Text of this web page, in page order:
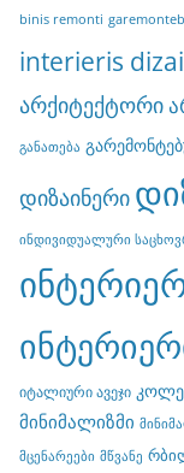
binis remonti
interieris
არქიტექტორი
განათება
დიზაინერი
ინდივიდუალური
იტალიური ავეჯი
მინიმალიზმი
მცენარეები მწვანე